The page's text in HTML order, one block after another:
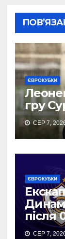
ЄВРОКУБКИ
гру
СЕР 7,
ЄВРОКУБКИ
після
СЕР 7,